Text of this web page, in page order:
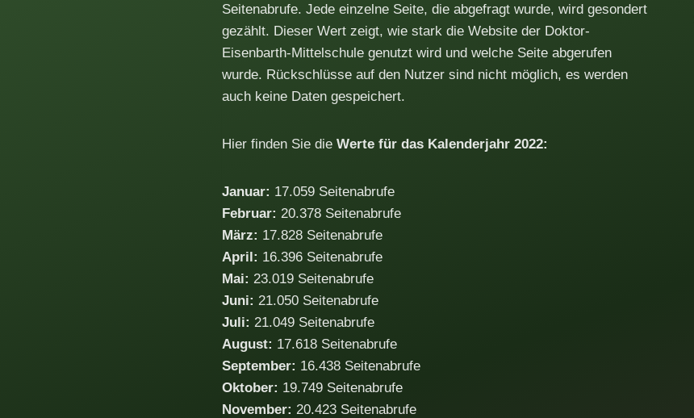
Seitenabrufe. Jede einzelne Seite, die abgefragt wurde, wird gesondert
gezählt. Dieser Wert zeigt, wie stark die Website der Doktor-
Eisenbarth-Mittelschule genutzt wird und welche Seite abgerufen
wurde. Rückschlüsse auf den Nutzer sind nicht möglich, es werden
auch keine Daten gespeichert.
Hier finden Sie die Werte für das Kalenderjahr 2022:
Januar: 17.059 Seitenabrufe
Februar: 20.378 Seitenabrufe
März: 17.828 Seitenabrufe
April: 16.396 Seitenabrufe
Mai: 23.019 Seitenabrufe
Juni: 21.050 Seitenabrufe
Juli: 21.049 Seitenabrufe
August: 17.618 Seitenabrufe
September: 16.438 Seitenabrufe
Oktober: 19.749 Seitenabrufe
November: 20.423 Seitenabrufe